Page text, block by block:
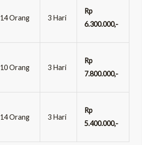
14 Orang 3 Hari
Rp
6.300.000,-
10 Orang 3 Hari
Rp
7.800.000,-
14 Orang 3 Hari
Rp
5.400.000,-